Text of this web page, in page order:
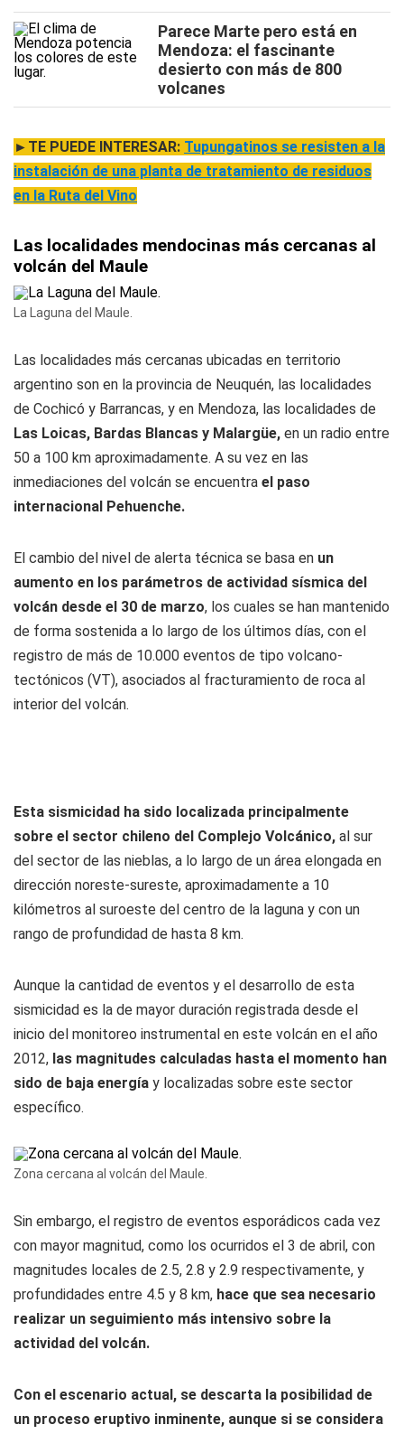
Parece Marte pero está en
Mendoza: el fascinante
desierto con más de 800
volcanes
►TE PUEDE INTERESAR: Tupungatinos se resisten a la
instalación de una planta de tratamiento de residuos
en la Ruta del Vino
Las localidades mendocinas más cercanas al
volcán del Maule
La Laguna del Maule.
Las localidades más cercanas ubicadas en territorio
argentino son en la provincia de Neuquén, las localidades
de Cochicó y Barrancas, y en Mendoza, las localidades de
Las Loicas, Bardas Blancas y Malargüe, en un radio entre
50 a 100 km aproximadamente. A su vez en las
inmediaciones del volcán se encuentra el paso
internacional Pehuenche.
El cambio del nivel de alerta técnica se basa en un
aumento en los parámetros de actividad sísmica del
volcán desde el 30 de marzo, los cuales se han mantenido
de forma sostenida a lo largo de los últimos días, con el
registro de más de 10.000 eventos de tipo volcano-
tectónicos (VT), asociados al fracturamiento de roca al
interior del volcán.
Esta sismicidad ha sido localizada principalmente
sobre el sector chileno del Complejo Volcánico, al sur
del sector de las nieblas, a lo largo de un área elongada en
dirección noreste-sureste, aproximadamente a 10
kilómetros al suroeste del centro de la laguna y con un
rango de profundidad de hasta 8 km.
Aunque la cantidad de eventos y el desarrollo de esta
sismicidad es la de mayor duración registrada desde el
inicio del monitoreo instrumental en este volcán en el año
2012, las magnitudes calculadas hasta el momento han
sido de baja energía y localizadas sobre este sector
específico.
Zona cercana al volcán del Maule.
Sin embargo, el registro de eventos esporádicos cada vez
con mayor magnitud, como los ocurridos el 3 de abril, con
magnitudes locales de 2.5, 2.8 y 2.9 respectivamente, y
profundidades entre 4.5 y 8 km, hace que sea necesario
realizar un seguimiento más intensivo sobre la
actividad del volcán.
Con el escenario actual, se descarta la posibilidad de
un proceso eruptivo inminente, aunque si se considera